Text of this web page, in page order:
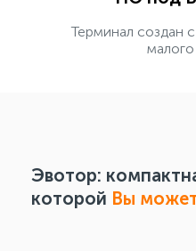
Терминал создан
Эвотор:
которой Вы